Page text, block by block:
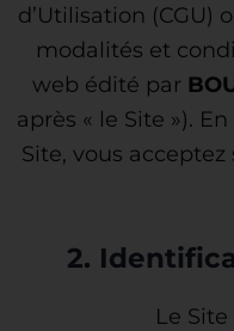
d’Utilisation (CGU)
modalités et
web édité par
après « le Site »).
Site, vous
2.
Le